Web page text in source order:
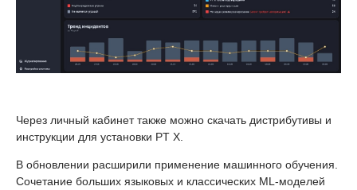
Через личный кабинет также можно скачать дистрибутивы и
инструкции для установки PT X.
В обновлении расширили применение машинного обучения.
Сочетание больших языковых и классических ML-моделей